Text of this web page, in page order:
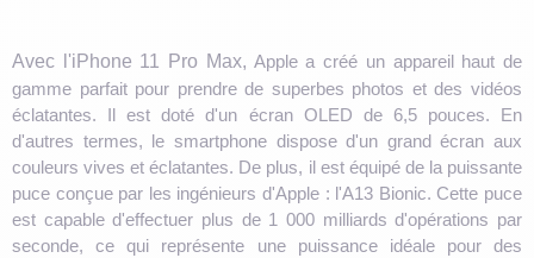
Avec l'iPhone 11 Pro Max, Apple a créé un appareil haut de
gamme parfait pour prendre de superbes photos et des vidéos
éclatantes. Il est doté d'un écran OLED de 6,5 pouces. En
d'autres termes, le smartphone dispose d'un grand écran aux
couleurs vives et éclatantes. De plus, il est équipé de la puissante
puce conçue par les ingénieurs d'Apple : l'A13 Bionic. Cette puce
est capable d'effectuer plus de 1 000 milliards d'opérations par
seconde, ce qui représente une puissance idéale pour des